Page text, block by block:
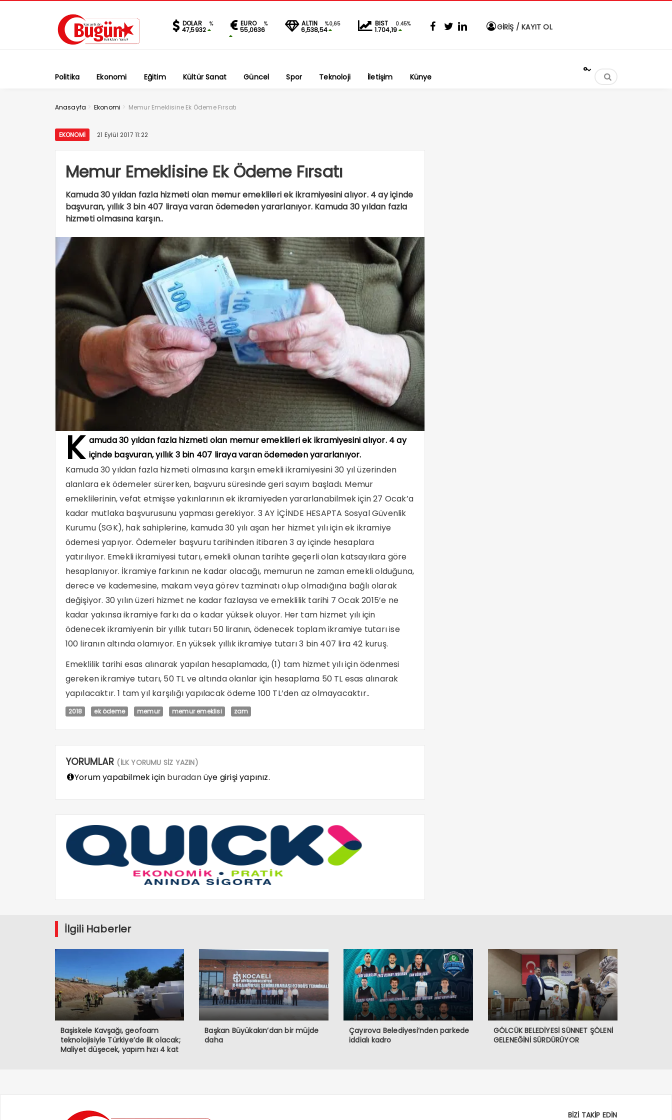
DOLAR %
47,5932
EURO %
55,0636
ALTIN %0,65
6,538,54
BIST 0.45%
1.704,19 GİRİŞ / KAYIT OL
Politika Ekonomi Eğitim Kültür Sanat Güncel Spor Teknoloji İletişim Künye
°
Anasayfa > Ekonomi > Memur Emeklisine Ek Ödeme Fırsatı
EKONOMI 21 Eylül 2017 11:22
Memur Emeklisine Ek Ödeme Fırsatı
Kamuda 30 yıldan fazla hizmeti olan memur emeklileri ek ikramiyesini alıyor. 4 ay içinde
başvuran, yıllık 3 bin 407 liraya varan ödemeden yararlanıyor. Kamuda 30 yıldan fazla
hizmeti olmasına karşın..
K amuda 30 yıldan fazla hizmeti olan memur emeklileri ek ikramiyesini alıyor. 4 ay
içinde başvuran, yıllık 3 bin 407 liraya varan ödemeden yararlanıyor.
Kamuda 30 yıldan fazla hizmeti olmasına karşın emekli ikramiyesini 30 yıl üzerinden
alanlara ek ödemeler sürerken, başvuru süresinde geri sayım başladı. Memur
emeklilerinin, vefat etmişse yakınlarının ek ikramiyeden yararlanabilmek için 27 Ocak’a
kadar mutlaka başvurusunu yapması gerekiyor. 3 AY İÇİNDE HESAPTA Sosyal Güvenlik
Kurumu (SGK), hak sahiplerine, kamuda 30 yılı aşan her hizmet yılı için ek ikramiye
ödemesi yapıyor. Ödemeler başvuru tarihinden itibaren 3 ay içinde hesaplara
yatırılıyor. Emekli ikramiyesi tutarı, emekli olunan tarihte geçerli olan katsayılara göre
hesaplanıyor. İkramiye farkının ne kadar olacağı, memurun ne zaman emekli olduğuna,
derece ve kademesine, makam veya görev tazminatı olup olmadığına bağlı olarak
değişiyor. 30 yılın üzeri hizmet ne kadar fazlaysa ve emeklilik tarihi 7 Ocak 2015’e ne
kadar yakınsa ikramiye farkı da o kadar yüksek oluyor. Her tam hizmet yılı için
ödenecek ikramiyenin bir yıllık tutarı 50 liranın, ödenecek toplam ikramiye tutarı ise
100 liranın altında olamıyor. En yüksek yıllık ikramiye tutarı 3 bin 407 lira 42 kuruş.
Emeklilik tarihi esas alınarak yapılan hesaplamada, (1) tam hizmet yılı için ödenmesi
gereken ikramiye tutarı, 50 TL ve altında olanlar için hesaplama 50 TL esas alınarak
yapılacaktır. 1 tam yıl karşılığı yapılacak ödeme 100 TL’den az olmayacaktır..
2018 ek ödeme memur memur emeklisi zam
YORUMLAR (İLK YORUMU SİZ YAZIN)
Yorum yapabilmek için buradanüye girişi yapınız.
İlgili Haberler
Başiskele Kavşağı, geofoam
teknolojisiyle Türkiye’de ilk olacak;
Maliyet düşecek, yapım hızı 4 kat
Başkan Büyükakın’dan bir müjde
daha
Çayırova Belediyesi’nden parkede
iddialı kadro
GÖLCÜK BELEDİYESİ SÜNNET ŞÖLENİ
GELENEĞİNİ SÜRDÜRÜYOR
BİZİ TAKİP EDİN